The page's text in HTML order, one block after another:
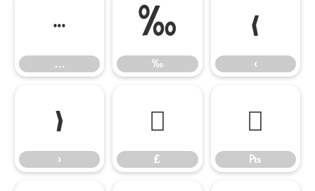
…
…
‰
‰
‹
‹
›
›
₤
₤
₧
₧